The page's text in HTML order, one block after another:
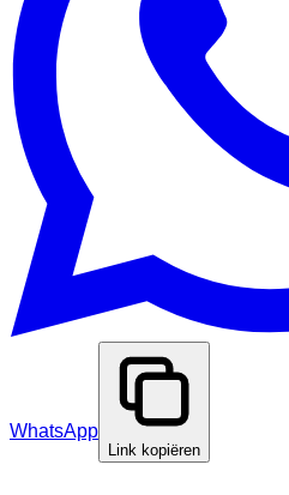
WhatsApp
Link kopiëren